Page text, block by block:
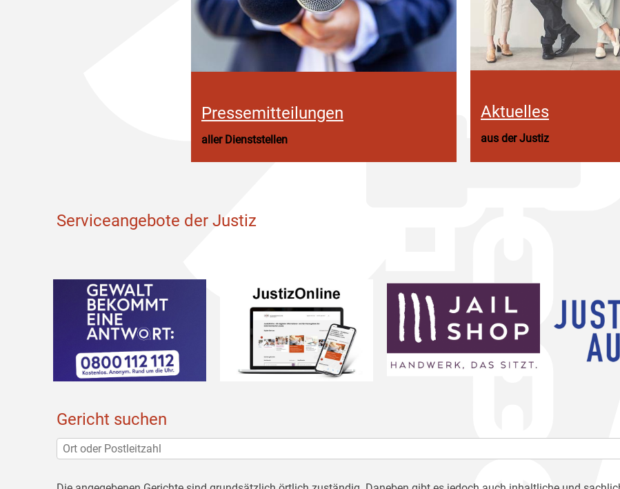
Pressemitteilungen
aller Dienststellen
Aktuelles
aus der Justiz
Serviceangebote der Justiz
Gericht suchen